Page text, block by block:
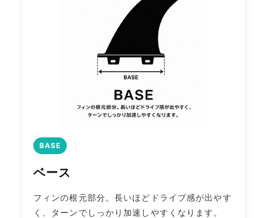
BASE
ベース
フィンの根元部分。長いほどドライブ感が出やす
く、ターンでしっかり加速しやすくなります。